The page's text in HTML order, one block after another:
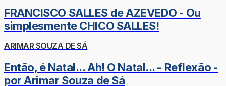
FRANCISCO SALLES de AZEVEDO - Ou
simplesmente CHICO SALLES!
ARIMAR SOUZA DE SÁ
Então, é Natal... Ah! O Natal... - Reflexão -
por Arimar Souza de Sá